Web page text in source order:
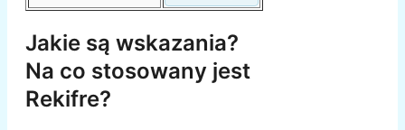
Jakie są wskazania?
Na co stosowany jest
Rekifre?